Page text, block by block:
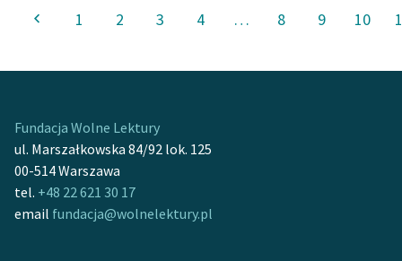
1 2 3 4 … 8 9 10
Fundacja Wolne Lektury
ul. Marszałkowska 84/92 lok. 125
00-514 Warszawa
tel. +48 22 621 30 17
email fundacja@wolnelektury.pl